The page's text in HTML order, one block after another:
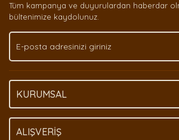
Tüm kampanya ve duyurulardan haberdar
bültenimize kaydolunuz.
KURUMSAL
ALIŞVERİŞ